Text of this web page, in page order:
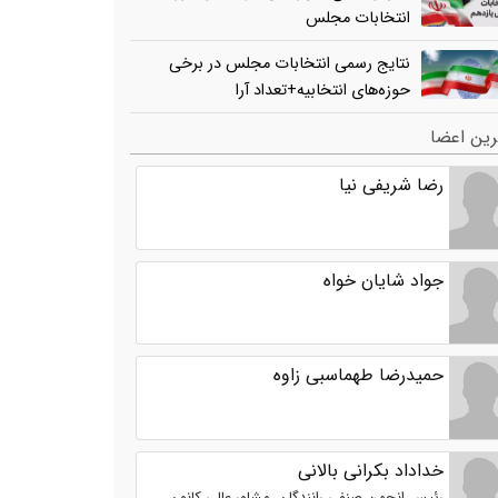
انتخابات مجلس
نتایج رسمی انتخابات مجلس در برخی
حوزه‌های انتخابیه+تعداد آرا
اعضا
رضا شریفی نیا
جواد شایان خواه
حمیدرضا طهماسبی زاوه
خداداد بکرانی بالانی